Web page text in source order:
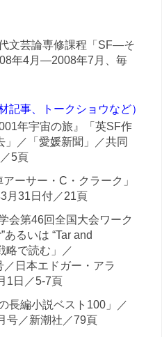
文芸論専修課程「SF—そ
年4月—2008年7月、毎
記事、トークショウなど）
年宇宙の旅』「英SF作
／「愛媛新聞」／共同
5頁
ーサー・C・クラーク」
月31日付／21頁
会第46回全国大会ワーク
あるいは “Tar and
略で読む」／
／日本エドガー・アラ
1日／5-7頁
長編小説ベスト100」／
号／新潮社／79頁